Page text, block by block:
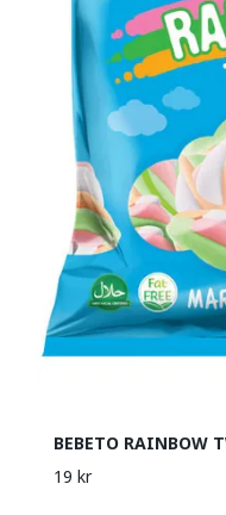
BEBETO RAINBOW
19 kr